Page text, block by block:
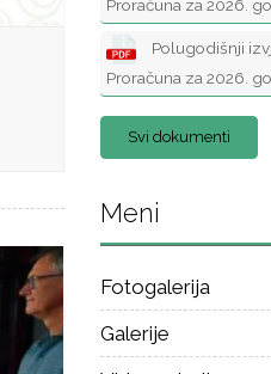
Proračuna za 2026.
Polugodišnji
Proračuna za 2026.
Svi dokumenti
Meni
Fotogalerija
Galerije